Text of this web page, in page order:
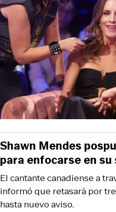
El cantante canadiense a
informó que retasará por
hasta nuevo aviso.
Shawn Mendes
para enfocarse en